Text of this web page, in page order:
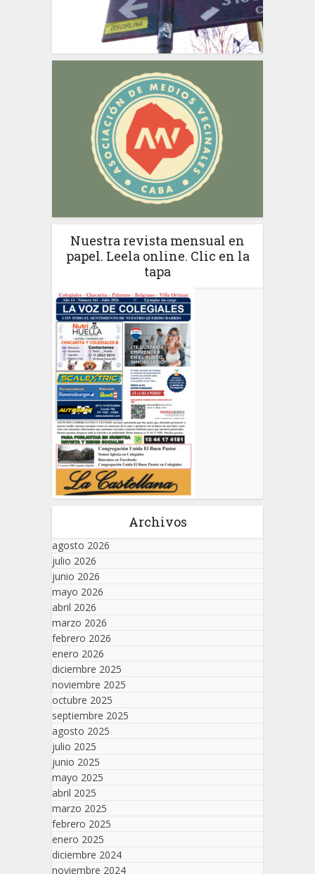
Nuestra revista mensual en
papel. Leela online. Clic en la
tapa
Archivos
agosto 2026
julio 2026
junio 2026
mayo 2026
abril 2026
marzo 2026
febrero 2026
enero 2026
diciembre 2025
noviembre 2025
octubre 2025
septiembre 2025
agosto 2025
julio 2025
junio 2025
mayo 2025
abril 2025
marzo 2025
febrero 2025
enero 2025
diciembre 2024
noviembre 2024